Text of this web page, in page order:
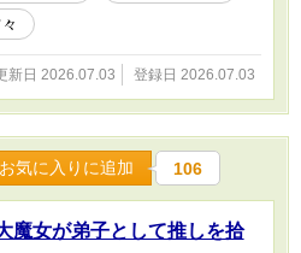
新日 2026.07.03 登録日 2026.07.03
お気に入りに追加 106
魔女が弟子として推しを拾